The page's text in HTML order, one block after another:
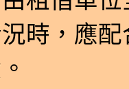
時，應